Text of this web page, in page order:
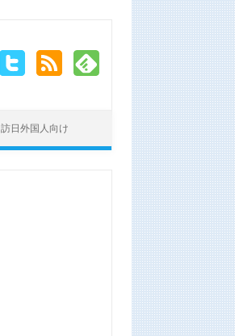
訪日外国人向け